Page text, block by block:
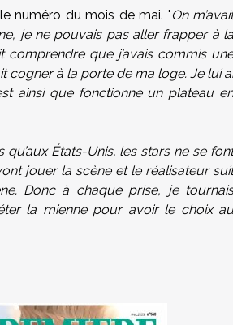
numéro du mois de mai. "On
je ne pouvais pas aller frapper à la
comprendre que j’avais commis une
cogner à la porte de ma loge. Je lui ai
ainsi que fonctionne un plateau en
États-Unis, les stars ne se font
jouer la scène et le réalisateur suit
Donc à chaque prise, je tournais
la mienne pour avoir le choix au